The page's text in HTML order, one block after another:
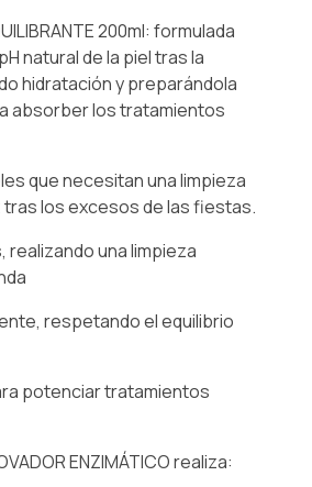
200ml: formulada
natural de la piel tras la
hidratación y preparándola
absorber los tratamientos
que necesitan una limpieza
los excesos de las fiestas.
realizando una limpieza
respetando el equilibrio
potenciar tratamientos
ENZIMÁTICO realiza: